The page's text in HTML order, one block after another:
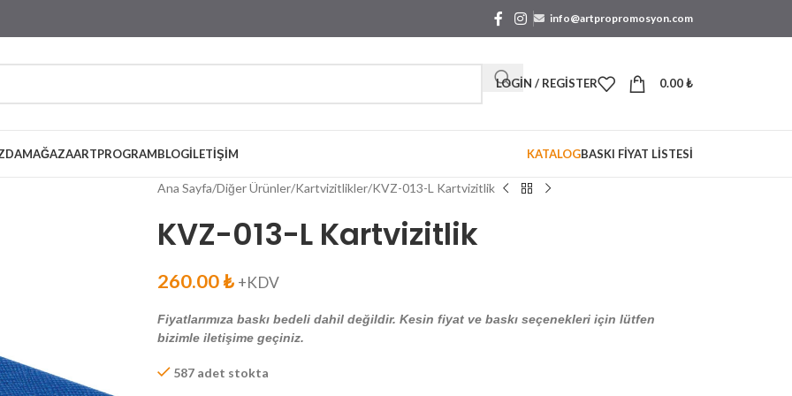
info@artpropromosyon.com
LOGIN / REGISTER 0.00₺
MAĞAZAARTPROGRAMBLOGİLETIŞIM KATALOGBASKI FİYAT LİSTESİ
Ana Sayfa Diğer Ürünler Kartvizitlikler KVZ-013-L Kartvizitlik
KVZ-013-L Kartvizitlik
260.00₺ +KDV
Fiyatlarımıza baskı bedeli dahil değildir. Kesin fiyat ve baskı seçenekleri için lütfen
bizimle iletişime geçiniz.
587 adet stokta